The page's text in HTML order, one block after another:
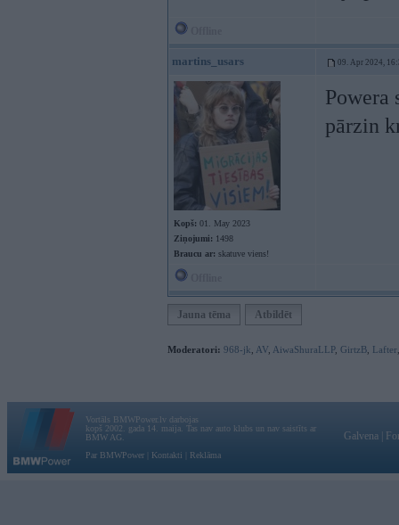
martins_usars 09. Apr 2024,
Kopš: 01. May 2023
Ziņojumi: 1498
Braucu ar: skatuve viens!
Powera
pārzin
Jauna tēma Atbildēt
Moderatori: 968-jk AV AiwaShuraLLP, GirtzB Lafter
Vortāls BMWPower.lv darbojas
kopš 2002. gada 14. maija. Tas nav auto klubs un nav saistīts ar
BMW AG.
Par BMWPower
Kontakti Reklāma
Galvena